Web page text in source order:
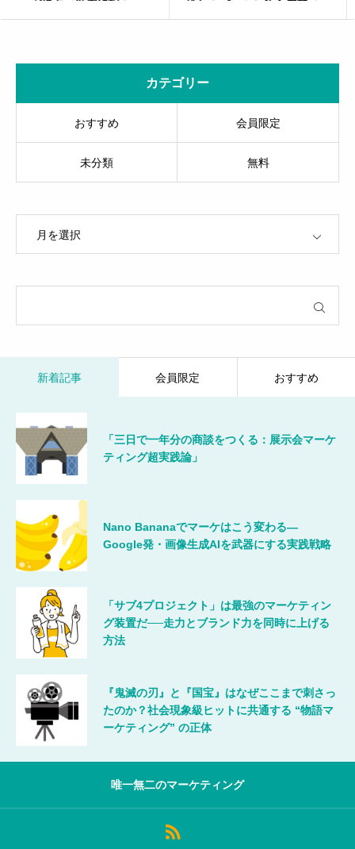
挑む！ブームと飲食店新メニ
ュー革新の舞台裏
み合わせた最新マーケティン
グ戦略
カテゴリー
おすすめ 会員限定
未分類 無料
新着記事 会員限定 おすすめ
「三日で一年分の商談をつくる：展示会マーケ
ティング超実践論」
Nano Bananaでマーケはこう変わる―
Google発・画像生成AIを武器にする実践戦略
「サブ4プロジェクト」は最強のマーケティン
グ装置だ──走力とブランド力を同時に上げる
方法
『鬼滅の刃』と『国宝』はなぜここまで刺さっ
たのか？社会現象級ヒットに共通する “物語マ
ーケティング” の正体
唯一無二のマーケティング